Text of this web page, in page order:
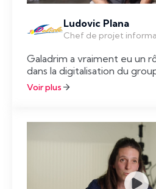
Ludovic Plana
Chef de projet
Galadrim a vraiment eu un
dans la digitalisation du
Voir plus